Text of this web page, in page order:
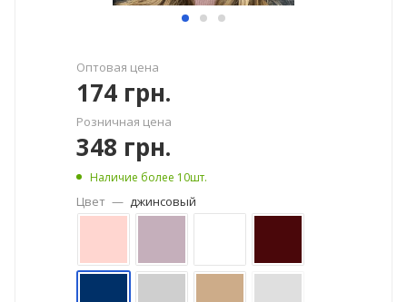
Оптовая цена
174 грн.
Розничная цена
348 грн.
Наличие более 10шт.
Цвет — джинсовый